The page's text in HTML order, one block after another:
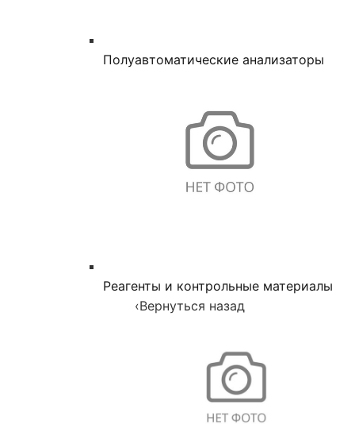
Полуавтоматические анализаторы
Реагенты и контрольные материалы
‹Вернуться назад